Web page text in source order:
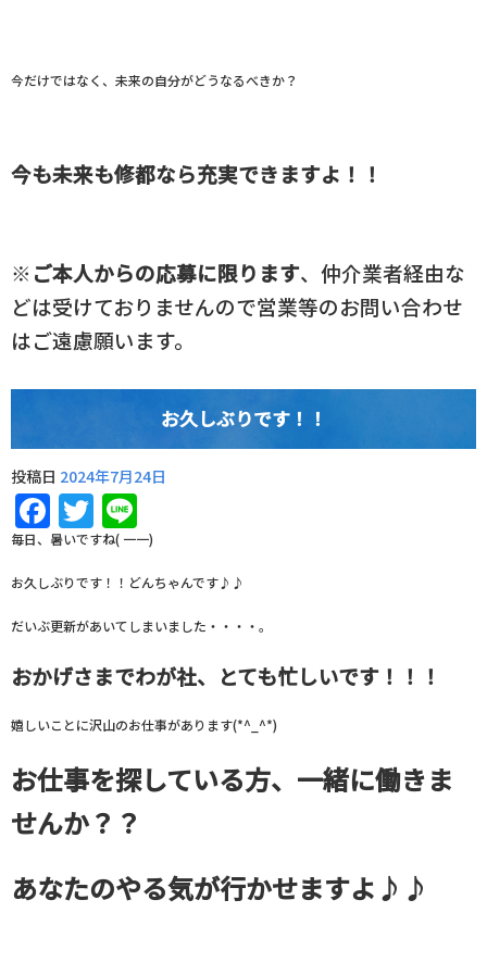
今だけではなく、未来の自分がどうなるべきか？
今も未来も修都なら充実できますよ！！
※ ご本人からの応募に限ります、仲介業者経由な
どは受けておりませんので営業等のお問い合わせ
はご遠慮願います。
お久しぶりです！！
投稿日 2024年7月24日
Facebook
Twitter
毎日、暑いですね( 一一)
お久しぶりです！！どんちゃんです♪♪
だいぶ更新があいてしまいました・・・・。
おかげさまでわが社、とても忙しいです！！！
嬉しいことに沢山のお仕事があります(*^_^*)
お仕事を探している方、一緒に働きま
せんか？？
あなたのやる気が行かせますよ♪♪